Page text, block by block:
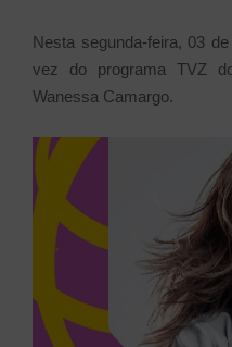
Nesta segunda-feira, 03
vez do programa TVZ
Wanessa Camargo.